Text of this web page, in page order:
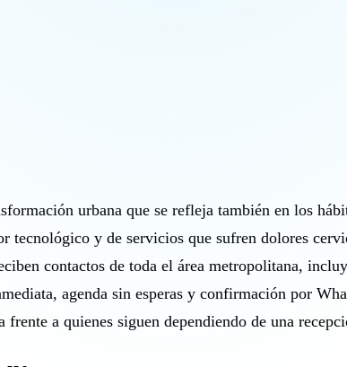
urbana que se refleja también en los
tecnológico y de servicios que sufren dolores
contactos de toda el área metropolitana,
agenda sin esperas y confirmación por
a quienes siguen dependiendo de una